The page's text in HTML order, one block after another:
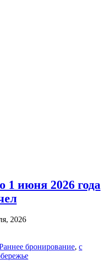
1 июня 2026 года
2026
бронирование, с